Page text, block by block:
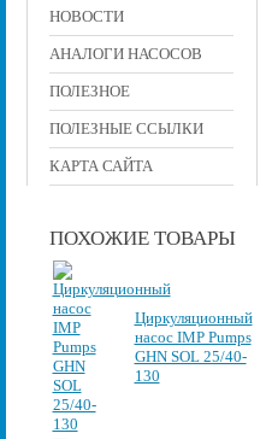
НОВОСТИ
АНАЛОГИ НАСОСОВ
ПОЛЕЗНОЕ
ПОЛЕЗНЫЕ ССЫЛКИ
КАРТА САЙТА
ПОХОЖИЕ ТОВАРЫ
Циркуляционный
насос IMP Pumps
GHN SOL 25/40-
130